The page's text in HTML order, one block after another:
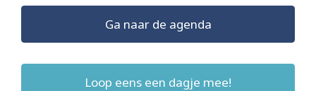
Ga naar de agenda
Loop eens een dagje mee!